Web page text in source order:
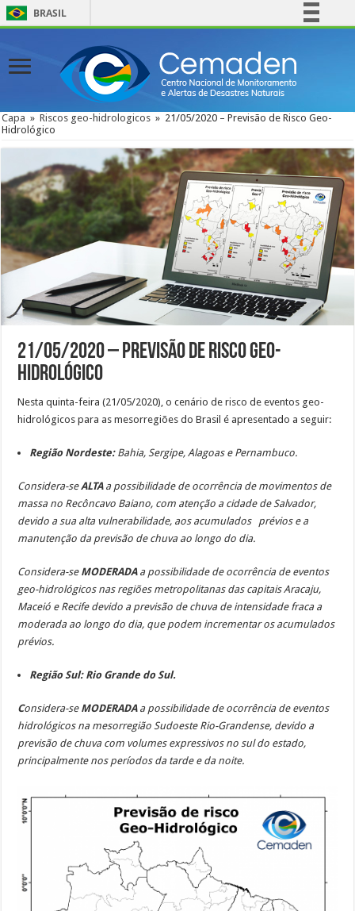
BRASIL
Comunica BR
Participe
Acesso à informação
Canais
Capa » Riscos geo-hidrologicos » 21/05/2020 – Previsão de Risco Geo-
Hidrológico
21/05/2020 – Previsão de Risco Geo-
Hidrológico
Nesta quinta-feira (21/05/2020), o cenário de risco de eventos geo-
hidrológicos para as mesorregiões do Brasil é apresentado a seguir:
Região Nordeste: Bahia, Sergipe, Alagoas e Pernambuco.
Considera-seALTA a possibilidade de ocorrência de movimentos de
massa no Recôncavo Baiano, com atenção a cidade de Salvador,
devido a sua alta vulnerabilidade, aos acumulados prévios e a
manutenção da previsão de chuva ao longo do dia.
Considera-seMODERADA a possibilidade de ocorrência de eventos
geo-hidrológicos nas regiões metropolitanas das capitais Aracaju,
Maceió e Recife devido a previsão de chuva de intensidade fraca a
moderada ao longo do dia, que podem incrementar os acumulados
prévios.
Região Sul: Rio Grande do Sul.
Considera-seMODERADA a possibilidade de ocorrência de eventos
hidrológicos na mesorregião Sudoeste Rio-Grandense, devido a
previsão de chuva com volumes expressivos no sul do estado,
principalmente nos períodos da tarde e da noite.